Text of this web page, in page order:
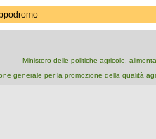
Ministero delle politiche agricole,
generale per la promozione della qualità